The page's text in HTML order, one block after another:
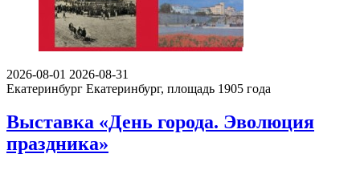
2026-08-01 2026-08-31
Екатеринбург Екатеринбург, площадь 1905 года
Выставка «День города. Эволюция
праздника»